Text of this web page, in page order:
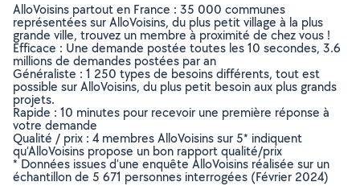
AlloVoisins partout en France : 35 000 communes
représentées sur AlloVoisins, du plus petit village à la plus
grande ville, trouvez un membre à proximité de chez vous !
Efficace : Une demande postée toutes les 10 secondes, 3.6
millions de demandes postées par an
Généraliste : 1 250 types de besoins différents, tout est
possible sur AlloVoisins, du plus petit besoin aux plus grands
projets.
Rapide : 10 minutes pour recevoir une première réponse à
votre demande
Qualité / prix : 4 membres AlloVoisins sur 5* indiquent
qu’AlloVoisins propose un bon rapport qualité/prix
* Données issues d’une enquête AlloVoisins réalisée sur un
échantillon de 5 671 personnes interrogées (Février 2024)